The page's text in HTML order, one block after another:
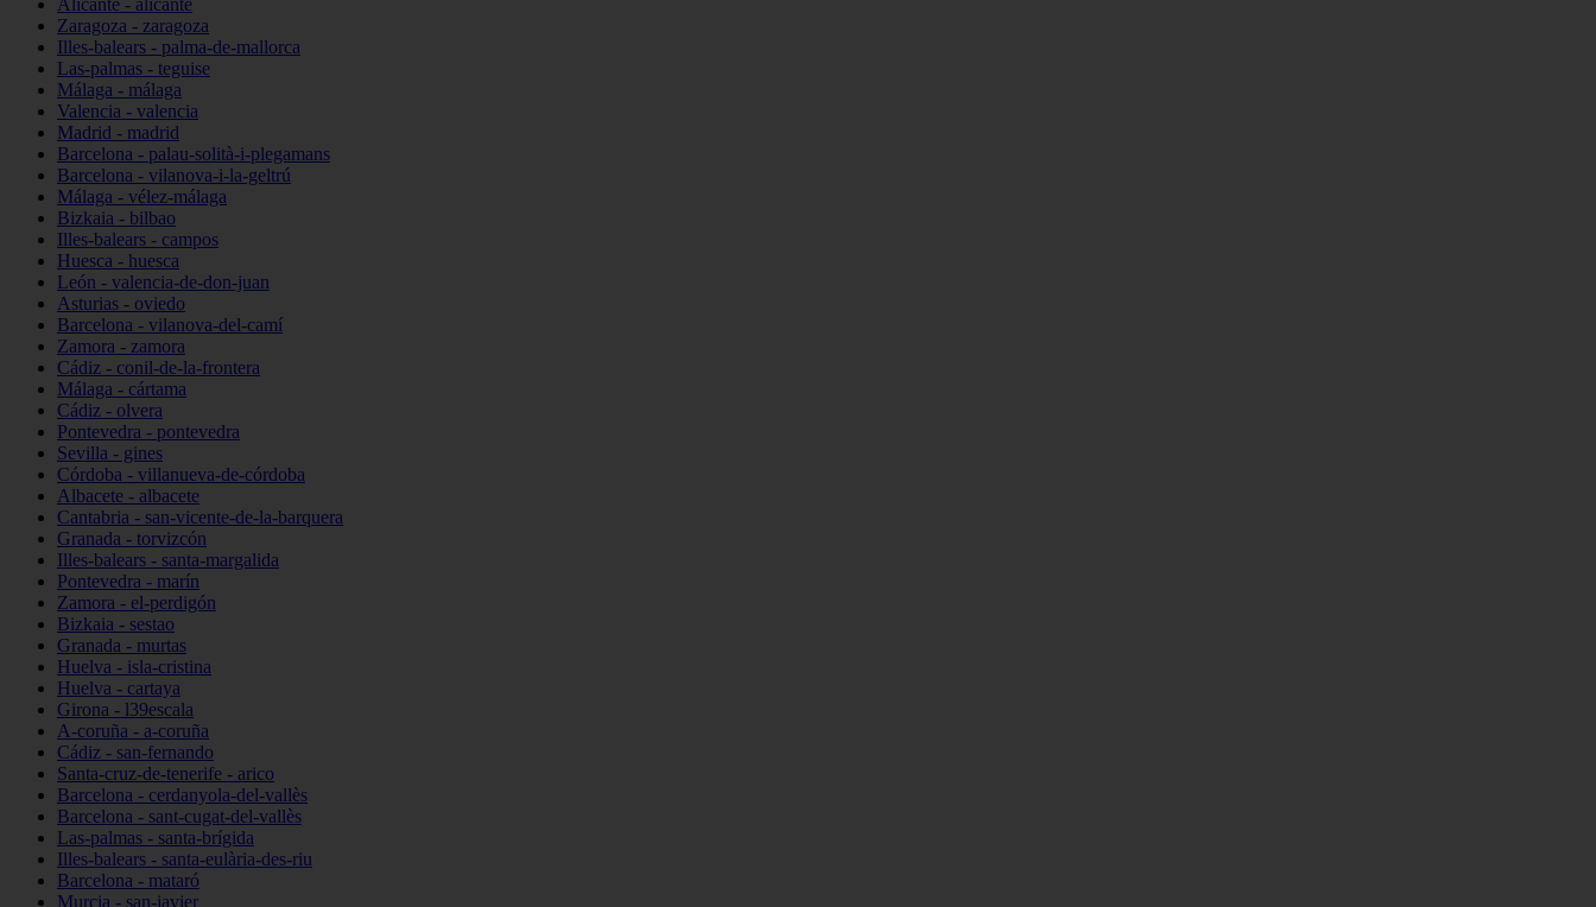
Alicante - alicante
Zaragoza - zaragoza
Illes-balears - palma-de-mallorca
Las-palmas - teguise
Málaga - málaga
Valencia - valencia
Madrid - madrid
Barcelona - palau-solità-i-plegamans
Barcelona - vilanova-i-la-geltrú
Málaga - vélez-málaga
Bizkaia - bilbao
Illes-balears - campos
Huesca - huesca
León - valencia-de-don-juan
Asturias - oviedo
Barcelona - vilanova-del-camí
Zamora - zamora
Cádiz - conil-de-la-frontera
Málaga - cártama
Cádiz - olvera
Pontevedra - pontevedra
Sevilla - gines
Córdoba - villanueva-de-córdoba
Albacete - albacete
Cantabria - san-vicente-de-la-barquera
Granada - torvizcón
Illes-balears - santa-margalida
Pontevedra - marín
Zamora - el-perdigón
Bizkaia - sestao
Granada - murtas
Huelva - isla-cristina
Huelva - cartaya
Girona - l39escala
A-coruña - a-coruña
Cádiz - san-fernando
Santa-cruz-de-tenerife - arico
Barcelona - cerdanyola-del-vallès
Barcelona - sant-cugat-del-vallès
Las-palmas - santa-brígida
Illes-balears - santa-eulària-des-riu
Barcelona - mataró
Murcia - san-javier